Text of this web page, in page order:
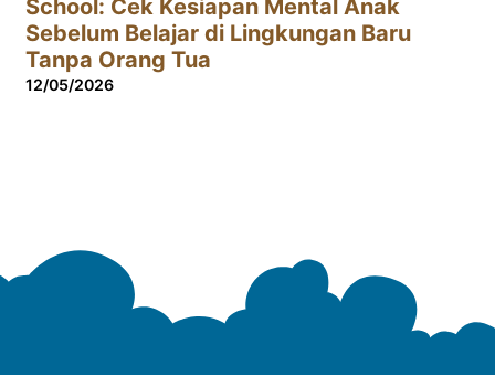
School: Cek Kesiapan Mental Anak
Sebelum Belajar di Lingkungan Baru
Tanpa Orang Tua
12/05/2026